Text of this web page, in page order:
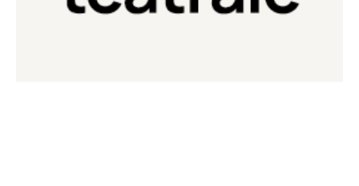
Laboratorio Teatrale